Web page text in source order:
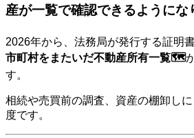
産が一覧で確認できるようにな
2026年から、法務局が発行する証明書
市町村をまたいだ不動産所有一覧🗺️
す。
相続や売買前の調査、資産の棚卸しに
度です。